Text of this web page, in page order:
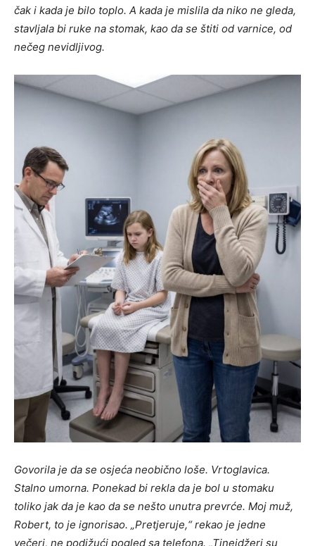
čak i kada je bilo toplo. A kada je mislila da niko ne gleda,
stavljala bi ruke na stomak, kao da se štiti od varnice, od
nečeg nevidljivog.
Govorila je da se osjeća neobično loše. Vrtoglavica.
Stalno umorna. Ponekad bi rekla da je bol u stomaku
toliko jak da je kao da se nešto unutra prevrće. Moj muž,
Robert, to je ignorisao. „Pretjeruje,“ rekao je jedne
večeri, ne podižući pogled sa telefona. „Tinejdžeri su